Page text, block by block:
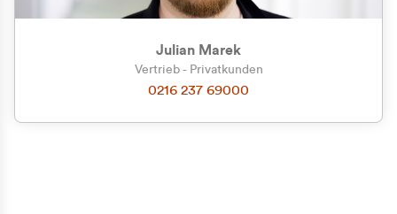
Julian Marek
Vertrieb - Privatkunden
0216 237 69000